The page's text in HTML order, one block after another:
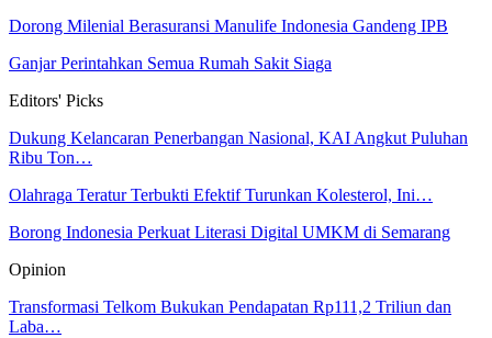
Dorong Milenial Berasuransi Manulife Indonesia Gandeng IPB
Ganjar Perintahkan Semua Rumah Sakit Siaga
Editors' Picks
Dukung Kelancaran Penerbangan Nasional, KAI Angkut Puluhan
Ribu Ton…
Olahraga Teratur Terbukti Efektif Turunkan Kolesterol, Ini…
Borong Indonesia Perkuat Literasi Digital UMKM di Semarang
Opinion
Transformasi Telkom Bukukan Pendapatan Rp111,2 Triliun dan
Laba…